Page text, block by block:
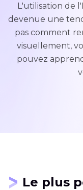
L'utilisation de
devenue une
pas comment
visuellement,
pouvez
Le plus